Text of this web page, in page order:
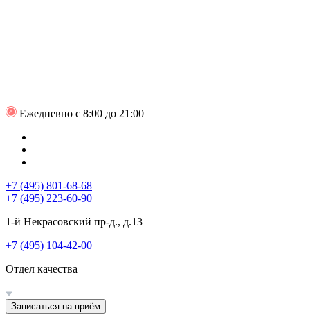
Ежедневно с 8:00 до 21:00
+7 (495) 801-68-68
+7 (495) 223-60-90
1-й Некрасовский пр-д., д.13
+7 (495) 104-42-00
Отдел качества
Записаться на приём